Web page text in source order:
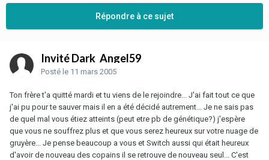
Répondre à ce sujet
Invité Dark_Angel59
Posté le 11 mars 2005
Ton frère t'a quitté mardi et tu viens de le rejoindre... J'ai fait tout ce que
j'ai pu pour te sauver mais il en a été décidé autrement... Je ne sais pas
de quel mal vous étiez atteints (peut etre pb de génétique?) j'espère
que vous ne souffrez plus et que vous serez heureux sur votre nuage de
gruyère... Je pense beaucoup a vous et Switch aussi qui était heureux
d'avoir de nouveau des copains il se retrouve de nouveau seul... C'est